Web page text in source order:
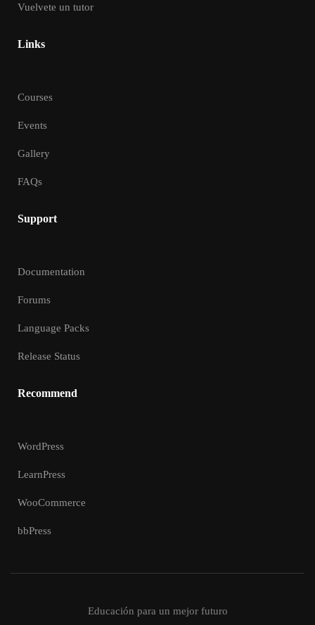
Vuelvete un tutor
Links
Courses
Events
Gallery
FAQs
Support
Documentation
Forums
Language Packs
Release Status
Recommend
WordPress
LearnPress
WooCommerce
bbPress
Educación para un mejor futuro